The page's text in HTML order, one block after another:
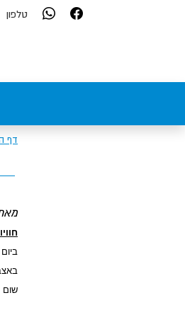
טלפון
דף
שום